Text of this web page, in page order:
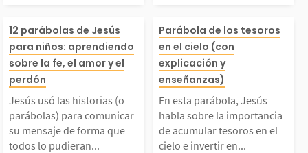
amistades. ¡Gracia
a Dios que en la Bib
encontramos conse
arábolas o
s cortas. Él
aciones
e...
usó las historias
parábolas) para co
su mensaje d
forma que todos lo p
12 parábolas de Jesús
para niños: aprendiendo
sobre la fe, el amor y el
perdón
Jesús usó las historias (o
parábolas) para comunicar
su mensaje de forma que
todos lo pudieran...
En esta
ús habla sobre
ortancia de
tesoros en el
Parábola de los tesoros
en el cielo (con
explicación y
enseñanzas)
En esta parábola, Jesús
habla sobre la importancia
de acumular tesoros en el
cielo e invertir en...